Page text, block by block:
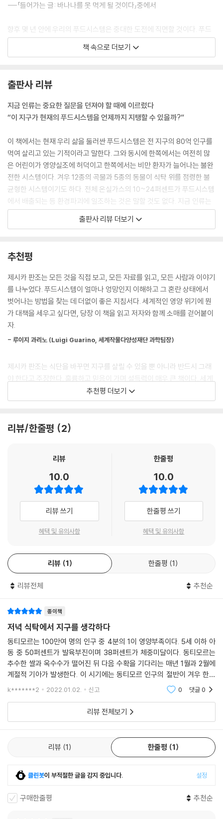
---「들어가는 글: 바나나를 못 먹게 될 것이다」중에서
향후 몇 년 안에 우리의 푸드시스템은 중대한 도전에 직면할 것이다. 푸드
시스템의 주요 목표 중 하나는 세계 인구에 더 건강한 식품을 공급해 영양
실조를 예방하고 모든 사람이 건강한 식단을 누리도록 하는 것이다. 지금
질 것이다.
---「1장. 우리가 먹는 것이 우리인가, 우리가 그저 삼키는 것이 우리인가?」
중에서
식사 패턴을 바꾸지 않으면 고기와 정제설탕, 지방, 기름이 많이 들어간 식
사 때문에 전 세계 개간면적이 늘어나고 농업 분야 온실가스 배출량이 20
50년까지 80퍼센트 증가할 것으로 예상하는 자료도 있다. 환경이 파괴됨
에 따라 농사를 짓는 일이나 천연자원과 생태계 서비스를 이용하는 일이
점점 더 제한되고 어려워질 것이며, 지구도 식량을 생산하는 현재의 방식
과 강도를 더는 감당하지 못할 것이다. 그리고 결과적으로 제한된 식단이
인간의 영양과 건강을 지금보다 훨씬 더 심각하게 위협하게 될 것이다.
---「2장. 캄보디아에서 카레를 요리하면 텍사스에서 토네이도가 발생할
까?」중에서
푸드시스템과 관련해 윤리적으로 가장 논란이 큰 쟁점들이 제기되는 분야
기 수요를 맞추기 위해 주요 곡물을 먹여가며 동물을 키우는 것이 과연 윤
리적으로 옳은 일일까? 식량을 마련한다는 단 한 가지 목적으로 동물을 죽
이거나 여러 가지 방법으로 동물을 이용하는 것은 윤리적으로 옳은 것일
까? 영양이 부족한 사람이나, 무엇보다 동물성 식품을 거의 먹지 못하는
(하지만 건강을 위해 동물성 식품이 필요한) 사람들에게도 고소득 국가의
소비자와 똑같이 육류 소비를 줄이라고 요구하는 것이 과연 옳은가?
건강에 나쁜 식품의 광고, 특히 어린이를 겨냥한 광고는 근절되어야 한다.
WHO가 전 세계에 권고하는 모유수유 대신 아이들에게 분유를 먹이도록
광고하는 분유회사의 공격적인 마케팅으로부터 엄마들을 보호해야 한다.
과 정책결정 과정에 참여하지 못하도록 막고, 만일 분유회사가 국제협약을
위반하면 강력하게 제재해야 한다. 전 세계가 함께 나서서 어린이와 취약
---「4장. 더 나은 정책이 더 나은 식품을 만들까?」중에서
공동체 안에서 추진하는 운동이 지역과 국가, 더 나아가 세계의 변화를 불
러일으키기도 한다. 사회운동과 시민사회단체는 소규모 농가나 목축업자,
농민, 식품업계 종사자, 소규모 수산업자, 수렵채집인, 원주민, 땅이 없는
사람, 농촌 여성, 청년들의 목소리를 전 세계로 전파할 수 있다. 디지털 기
수 있게 되었다. 이런 플랫폼을 활용하면 토론하고 교육하고 능력을 배양
하고 책임감을 고취함은 물론 보다 잘 감시할 수 있을 것이다.
---「5장. 꿀벌 한 마리가 벌집을 살릴 수 있을까?」중에서
책 속으로 더보기
출판사 리뷰
지금 인류는 중요한 질문을 던져야 할 때에 이르렀다
“이 지구가 현재의 푸드시스템을 언제까지 지탱할 수 있을까?”
이 책에서는 현재 우리 삶을 둘러싼 푸드시스템은 전 지구의 80억 인구를
먹여 살리고 있는 기적이라고 말한다. 그와 동시에 한쪽에서는 여전히 많
은 어린이가 영양실조에 허덕이고 한쪽에서는 비만 환자가 늘어나는 불완
전한 시스템이다. 겨우 12종의 곡물과 5종의 동물이 식탁 위를 점령한 불
균형한 시스템이기도 하다. 전체 온실가스의 10~24퍼센트가 푸드시스템
에서 배출되는 등 환경파괴에 일조하는 것은 말할 것도 없다. 지금 인류는
유례없이 풍부하고 좋은 음식을 즐기고 있지만, 현재 먹고 있는 음식으로
인해 우리는 병들고, 환경은 파괴되고 있다.
고 지역사회와 국가, 국제사회에서 실천해야 할 일은 무엇일까? 이 책에서
는 먼저 푸드시스템을 개선하기 위한 정책적인 접근 방안을 제시한다. 농
업체계를 다양화하면 취약한 계층에서 충분한 영양을 공급받을 수 있고,
생산지에서 식탁까지의 유통단계를 줄이고 로컬푸드를 지원하는 정책을
실시하면 생산자와 소비자 그리고 지구에 모두 이득이 된다. 건강에 좋은
식품을 선택할 수 있도록 식품환경을 설계하거나, 어린이나 취약계층을 파
꿀벌 한 마리가 과연 벌집을 살릴 수 있을까? 이 책은 “그렇다”고 답한다.
우리가 식탁에 올리는 것과 지지하는 정책을 통해 변화를 이끌 수 있다고.
고소득 국가에서 소고기 소비를 줄인다면 보다 건강한 식생활을 지향하는
국가에서 동물성 식품을 섭취할 수 있게 된다면 공정성에 한발 나아가는
음식물쓰레기를 줄이고, 식품라벨을 확인하여 건강을 해치지 않는 식품을
신중하게 택하고, 지속가능한 포장을 한 식품과 못난이 식품을 구매하는
등 건강과 지구를 위해 더 나은 선택을 하려고 애쓰는 우리의 모든 행동이
의미가 있다. 한 끼의 식탁을 꾸밀 때마다 가족의 건강과 환경의 지속가능
성을 모두 고려하는 것은 쉽지 않은 일이다. 그러나 우리에게는 누구든지
자신과 가족과 공동체 그리고 이 지구를 위해 건강과 지속가능성을 개선할
세계 어느 곳도 영양 문제에서 자유롭지 못하고 모든 나라가 기후변화와
식량 때문에 고통을 받게 될 것이라는 예측은 우리를 불안하게 만든다. 그
있을 것이다. 이 책을 덮을 때쯤에는 독자들도 미래의 푸드시스템을 보다
길 것이다.
출판사 리뷰 더보기
추천평
제시카 판조는 모든 것을 직접 보고, 모든 자료를 읽고, 모든 사람과 이야기
를 나누었다. 푸드시스템이 얼마나 엉망인지 이해하고 그 혼란 상태에서
벗어나는 방법을 찾는 데 더없이 좋은 지침서다. 세계적인 영양 위기에 뭔
가 대책을 세우고 싶다면, 당장 이 책을 읽고 저자와 함께 소매를 걷어붙이
자.
- 루이지 과리노 (Luigi Guarino, 세계작물다양성재단 과학팀장)
제시카 판조는 식단을 바꾸면 지구를 살릴 수 있을 뿐 아니라 반드시 그래
야 한다고 주장한다. 훌륭하고 믿음이 가며 설득력이 매우 큰 책이다. 세계
식량 문제에 관심 있는 사람이면 반드시 읽어야 할 필독서다.
드시스템을 생태학적으로나 사회적으로 더 공정하게 만들 방법을 제시한
될 수 있다는 희망을 준다.
- 대니엘 니런버그 (Danielle Nierenberg, 푸드탱크 대표, 2020년 줄리아차
일드상 수상자)
자기 자신과 환경의 건강을 지키려면 식품 선택이 정말 중요하다. 이 책은
에 대응해 실천할 방법을 제시한다. 음식과 지구를 사랑한다면 이 책을 탐
독하라. 그리고 잘 드시길!
- 미칠 바커 (Michiel Bakker, 구글 글로벌직장프로그램 부사장)
지금처럼 식품 선택의 영향을 의식하거나 제시카 판조 같은 선구자의 이야
기에 유심히 귀를 기울여야 했던 적이 없었다. 재치와 통찰력, 절실함이 넘
치는 이 책은 개인적으로 혹은 직업적으로 먹거리와 식품 원산지가 중요한
사람이면 반드시 읽어야 할 필독서다.
- 군힐트 스토르달렌 (Gunhild Stordalen, EAT재단 설립자·회장)
추천평 더보기
리뷰/한줄평 2
리뷰
10.0
리뷰 쓰기
혜택 및 유의사항
한줄평
10.0
한줄평 쓰기
혜택 및 유의사항
리뷰 1 한줄평 1
리뷰전체 추천순
종이책
저녁 식탁에서 지구를 생각하다
동티모르는 100만여 명의 인구 중 4분의 1이 영양부족이다. 5세 이하 아
동 중 50퍼센트가 발육부진이며 38퍼센트가 체중미달이다. 동티모르는
추수한 쌀과 옥수수가 떨어진 뒤 다음 수확을 기다리는 매년 1월과 2월에
계절적 기아가 발생한다. 이 시기에는 동티모르 인구의 절반이 겨우 한끼
식사로 하루를 버틴다. (-36-) 이런 변화와 더불어 농사를 짓기 위한
k*******2 2022.01.02. 신고 0 댓글0
리뷰 전체보기
리뷰 1 한줄평 1
클린봇이 부적절한 글을 감지 중입니다. 설정
구매한줄평 추천순